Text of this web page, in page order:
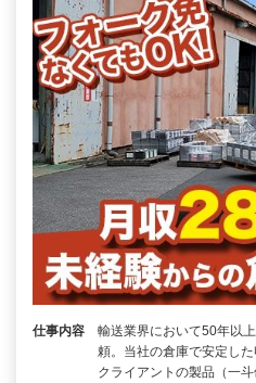
仕事内容
輸送業界において50年以
頼。当社の倉庫で安定し
クライアントの製品（一